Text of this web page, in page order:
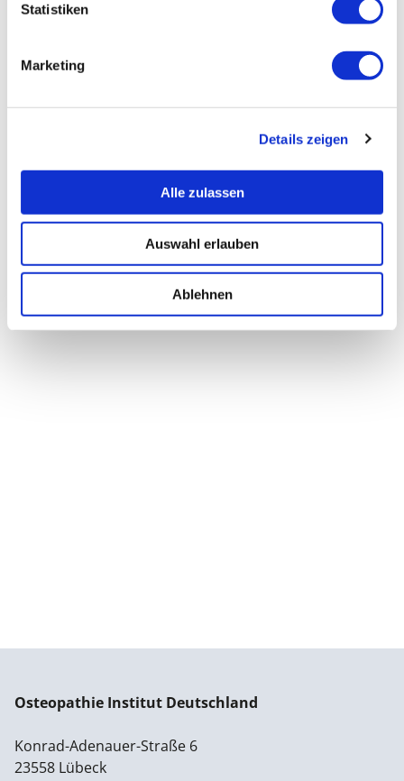
Statistiken
Marketing
Details zeigen
Alle zulassen
Auswahl erlauben
Ablehnen
Osteopathie Institut Deutschland
Konrad-Adenauer-Straße 6
23558 Lübeck